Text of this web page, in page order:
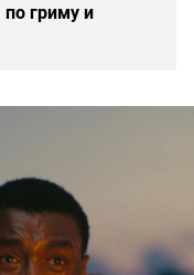
гриму и